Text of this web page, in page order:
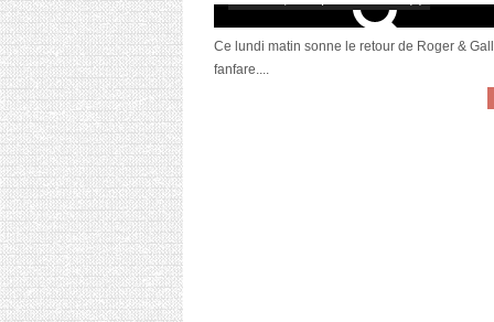
Ce lundi matin sonne le retour de Roger &
fanfare....